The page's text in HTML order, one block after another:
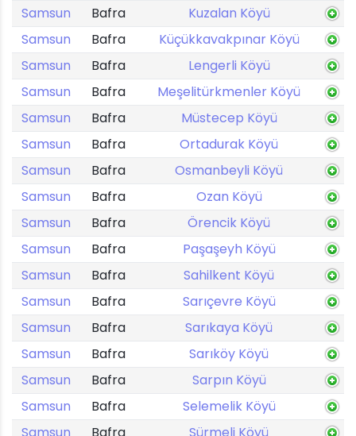
Samsun
Bafra
Kuzalan Köyü
Samsun
Bafra
Küçükkavakpınar Köyü
Samsun
Bafra
Lengerli Köyü
Samsun
Bafra
Meşelitürkmenler Köyü
Samsun
Bafra
Müstecep Köyü
Samsun
Bafra
Ortadurak Köyü
Samsun
Bafra
Osmanbeyli Köyü
Samsun
Bafra
Ozan Köyü
Samsun
Bafra
Örencik Köyü
Samsun
Bafra
Paşaşeyh Köyü
Samsun
Bafra
Sahilkent Köyü
Samsun
Bafra
Sarıçevre Köyü
Samsun
Bafra
Sarıkaya Köyü
Samsun
Bafra
Sarıköy Köyü
Samsun
Bafra
Sarpın Köyü
Samsun
Bafra
Selemelik Köyü